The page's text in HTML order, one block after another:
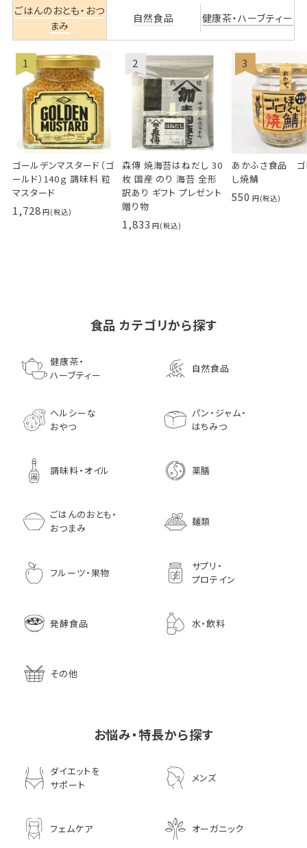
ごはんのおとも・おつ
まみ
自然食品 健康茶・ハーブティー
ゴールデンマスタード（ゴ
ールド）140ｇ 調味料 粒
マスタード
1,728
森傳 焼海苔はねだし 30
枚 国産 のり 海苔 全形
訳あり ギフト プレゼント
贈り物
1,833
あかふさ食品 ゴ
し焼鯖
550
ールド）140ｇ 調味料 粒
マスタード
鰹節 食べる削り節
70g× 10袋セット おつま
75g（50袋）
1,296
食品 カテゴリから探す
健康茶・
ハーブティー
自然食品
ヘルシーな
おやつ
パン・ジャム・
はちみつ
調味料・オイル 薬膳
ごはんのおとも・
おつまみ
麺類
フルーツ・果物
サプリ・
プロテイン
発酵食品 水・飲料
その他
お悩み・特長から探す
ダイエットを
サポート
メンズ
フェムケア オーガニック